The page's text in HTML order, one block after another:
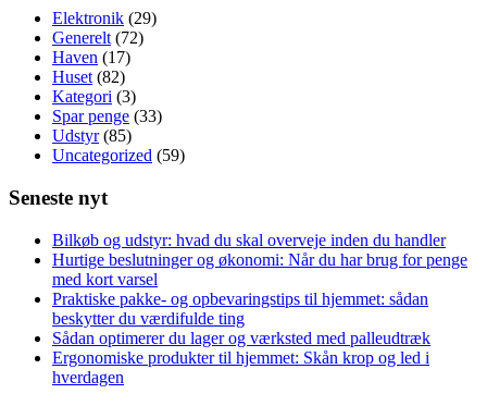
gang
du
Din
guide
til
de
Elektronik (29)
Generelt (72)
Haven (17)
Huset (82)
Kategori (3)
Spar penge (33)
Udstyr(85)
Uncategorized (59)
Seneste nyt
Bilkøb og udstyr: hvad du skal overveje inden du handler
Hurtige beslutninger og økonomi: Når du har brug for penge
med kort varsel
Praktiske pakke- og opbevaringstips til hjemmet: sådan
beskytter du værdifulde ting
Sådan optimerer du lager og værksted med palleudtræk
Ergonomiske produkter til hjemmet: Skån krop og led i
hverdagen